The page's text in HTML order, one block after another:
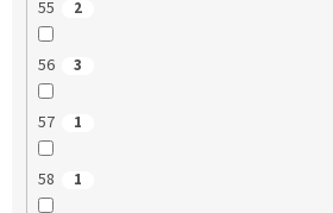
55 2
56 3
57 1
58 1